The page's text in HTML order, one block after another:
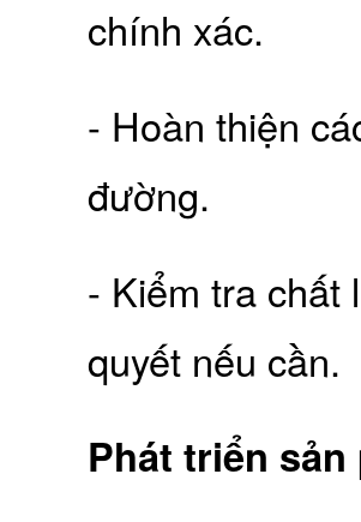
chính xác.
- Hoàn thiện
đường.
- Kiểm tra chất
quyết nếu cần.
Phát triển sản